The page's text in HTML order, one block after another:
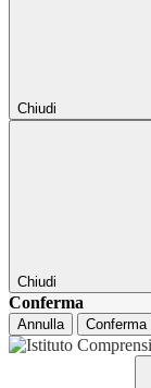
Chiudi
Chiudi
Conferma
Annulla Conferma